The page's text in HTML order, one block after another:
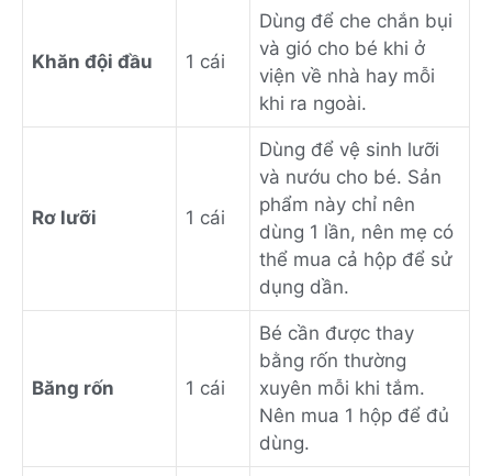
Khăn đội đầu 1 cái
Dùng để che chắn bụi
và gió cho bé khi ở
viện về nhà hay mỗi
khi ra ngoài.
Rơ lưỡi 1 cái
Dùng để vệ sinh lưỡi
và nướu cho bé. Sản
phẩm này chỉ nên
dùng 1 lần, nên mẹ có
thể mua cả hộp để sử
dụng dần.
Băng rốn 1 cái
Bé cần được thay
bằng rốn thường
xuyên mỗi khi tắm.
Nên mua 1 hộp để đủ
dùng.